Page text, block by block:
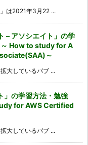
は2021年3月22 ...
– アソシエイト」の学
～ How to study for A
～
大しているパブ ...
」の学習方法・勉強
for AWS Certified
大しているパブ ...